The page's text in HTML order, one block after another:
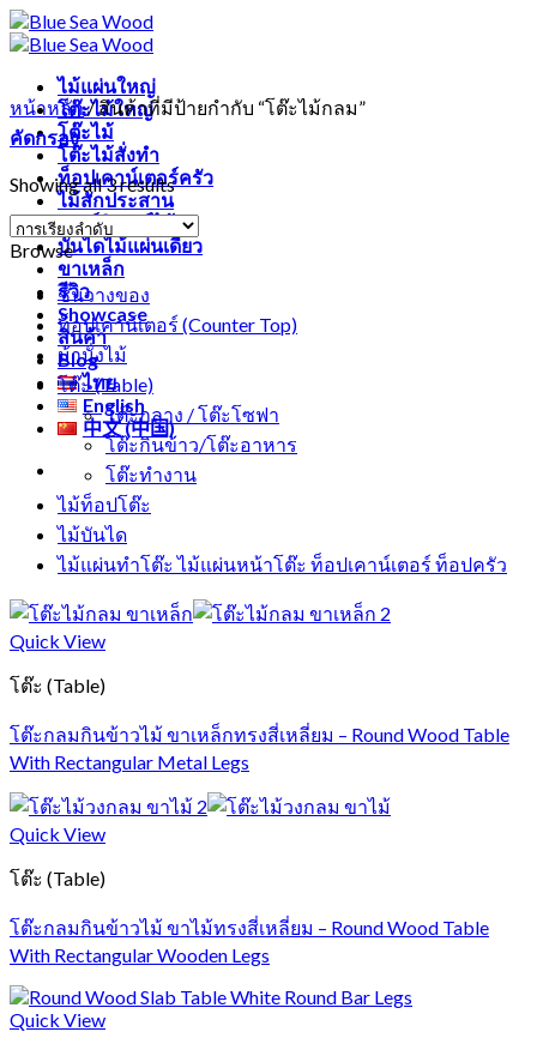
Skip
to
ไม้แผ่นใหญ่
โต๊ะไม้ใหญ่
โต๊ะไม้
โต๊ะไม้สั่งทำ
ท็อปเคาน์เตอร์ครัว
ไม้สักประสาน
เฟอร์นิเจอร์ไม้
บันไดไม้แผ่นเดียว
ขาเหล็ก
รีวิว
Showcase
สินค้า
Blog
ไทย
English
中文 (中国)
หน้าหลัก/สินค้าที่มีป้ายกำกับ “โต๊ะไม้กลม”
คัดกรอง
Showing all 3 results
Browse
ชั้นวางของ
ท็อปเคาน์เตอร์ (Counter Top)
ม้านั่งไม้
โต๊ะ (Table)
โต๊ะกลาง / โต๊ะโซฟา
โต๊ะกินข้าว/โต๊ะอาหาร
โต๊ะทำงาน
ไม้ท็อปโต๊ะ
ไม้บันได
ไม้แผ่นทำโต๊ะ ไม้แผ่นหน้าโต๊ะ ท็อปเคาน์เตอร์ ท็อปครัว
Quick View
โต๊ะ (Table)
โต๊ะกลมกินข้าวไม้ ขาเหล็กทรงสี่เหลี่ยม – Round Wood Table
With Rectangular Metal Legs
Quick View
โต๊ะ (Table)
โต๊ะกลมกินข้าวไม้ ขาไม้ทรงสี่เหลี่ยม – Round Wood Table
With Rectangular Wooden Legs
Quick View
Free shipping for all Products (Length not over 2